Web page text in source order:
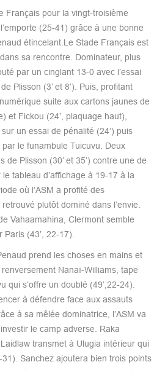
Français pour la vingt-troisième
(25-41) grâce à une bonne
étincelant.Le Stade Français est
sa rencontre. Dominateur, plus
par un cinglant 13-0 avec l’essai
Plisson (3’ et 8’). Puis, profitant
suite aux cartons jaunes de
et Fickou (24’, plaquage haut),
un essai de pénalité (24’) puis
par le funambule Tuicuvu. Deux
de Plisson (30’ et 35’) contre une de
tableau d’affichage à 19-17 à la
où l’ASM a profité des
plutôt dominé dans l’envie.
Vahaamahina, Clermont semble
Paris (43’, 22-17).
prend les choses en mains et
Nanaï-Williams, tape
qui s’offre un doublé (49’,22-24).
à défendre face aux assauts
à sa mêlée dominatrice, l’ASM va
le camp adverse. Raka
transmet à Ulugia intérieur qui
31). Sanchez ajoutera bien trois points